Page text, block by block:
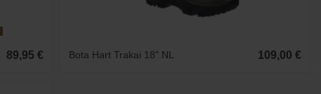
89,95 € Bota Hart Trakai 18" NL 109,00 €